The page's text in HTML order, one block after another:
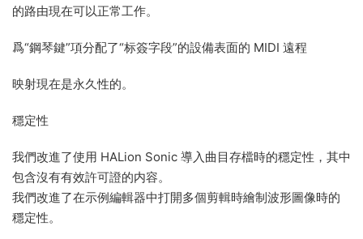
的路由現在可以正常工作。
爲“鋼琴鍵”項分配了“标簽字段”的設備表面的 MIDI 遠程
映射現在是永久性的。
穩定性
我們改進了使用 HALion Sonic 導入曲目存檔時的穩定性，其中
包含沒有有效許可證的内容。
我們改進了在示例編輯器中打開多個剪輯時繪制波形圖像時的
穩定性。